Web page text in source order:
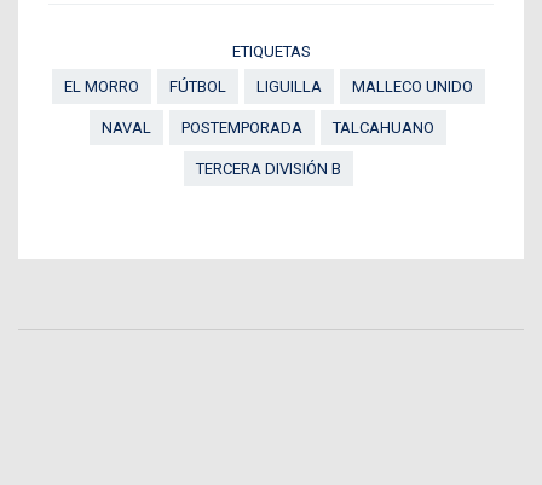
ETIQUETAS
EL MORRO
FÚTBOL LIGUILLA MALLECO UNIDO
NAVAL POSTEMPORADA TALCAHUANO
TERCERA DIVISIÓN B